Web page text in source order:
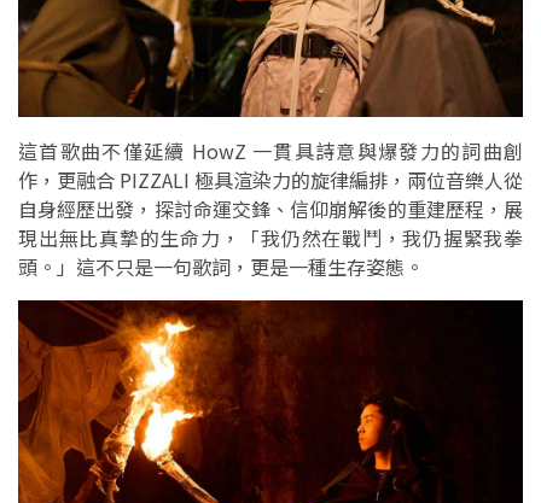
這首歌曲不僅延續 HowZ 一貫具詩意與爆發力的詞曲創
作，更融合 PIZZALI 極具渲染力的旋律編排，兩位音樂人從
自身經歷出發，探討命運交鋒、信仰崩解後的重建歷程，展
現出無比真摯的生命力，「我仍然在戰鬥，我仍握緊我拳
頭。」這不只是一句歌詞，更是一種生存姿態。